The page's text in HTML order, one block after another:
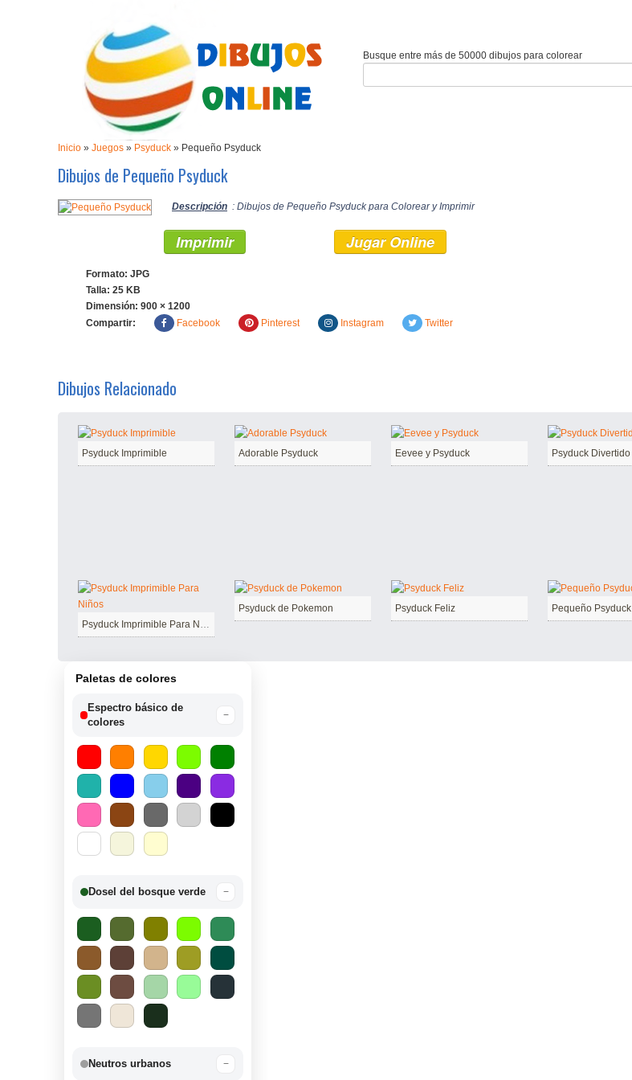
Busque entre más de 50000 dibujos para colorear
Inicio » Juegos » Psyduck » Pequeño Psyduck
Dibujos de Pequeño Psyduck
Descripción : Dibujos de Pequeño Psyduck para Colorear y Imprimir
Imprimir Jugar Online
Formato: JPG
Talla: 25 KB
Dimensión: 900 × 1200
Compartir:
Facebook Pinterest Instagram Twitter
Dibujos Relacionado
Psyduck Imprimible Adorable Psyduck Eevee y Psyduck
Psyduck Divertido
Psyduck de Pokemon Psyduck Feliz Pequeño Psyduck
Paletas de colores
Espectro básico de
colores
−
Dosel del bosque verde −
Neutros urbanos −